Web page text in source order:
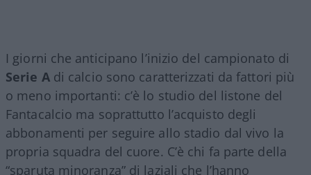
I giorni che anticipano l’inizio del campionato di
Serie Adi calcio sono caratterizzati da fattori più
o meno importanti: c’è lo studio del listone del
Fantacalcio ma soprattutto l’acquisto degli
abbonamenti per seguire allo stadio dal vivo la
propria squadra del cuore. C’è chi fa parte della
“sparuta minoranza” di laziali che l’hanno